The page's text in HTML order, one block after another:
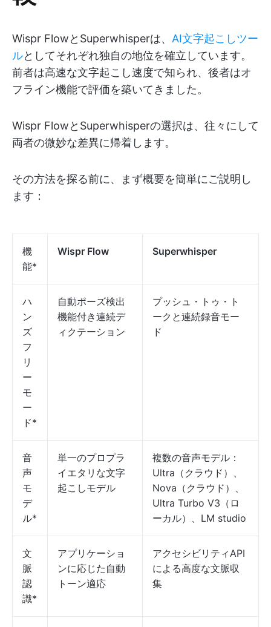
Wispr FlowとSuperwhisperは、 AI文字起こしツー
ルとしてそれぞれ独自の地位を確立しています。
前者は高速な文字起こし速度で知られ、後者はオ
フライン機能で評価を築いてきました。
Wispr FlowとSuperwhisperの選択は、往々にして
両者の微妙な差異に帰着します。
その方法を探る前に、まず概要を簡単にご説明し
ます：
機
能*
Wispr Flow Superwhisper
ハ
ン
ズ
フ
リ
ー
モ
ー
ド*
自動ポーズ検出
機能付き連続デ
ィクテーション
プッシュ・トゥ・ト
ークと連続録音モー
ド
音
声
モ
デ
ル*
単一のプロプラ
イエタリな文字
起こしモデル
複数の音声モデル：
Ultra（クラウド）、
Nova（クラウド）、
Ultra Turbo V3（ロ
ーカル）、LM studio
文
脈
認
識*
アプリケーショ
ンに応じた自動
トーン適応
アクセシビリティAPI
による高度な文脈収
集